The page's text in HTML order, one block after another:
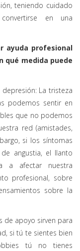
teniendo cuidado
en una
ayuda profesional
qué medida puede
La tristeza
podemos sentir en
que no podemos
red (amistades,
si los síntomas
angustia, el llanto
a afectar nuestra
profesional, sobre
sobre la
de apoyo sirven para
si tú te sientes bien
tú no tienes